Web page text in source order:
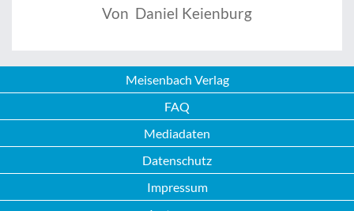
Von Daniel Keienburg
Meisenbach Verlag
FAQ
Mediadaten
Datenschutz
Impressum